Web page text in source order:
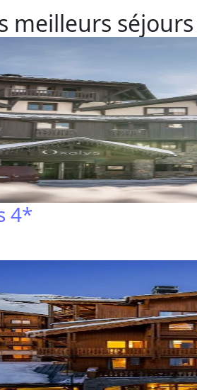
meilleurs
4*